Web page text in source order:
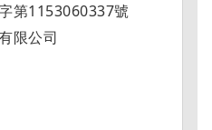
第1153060337號
限公司